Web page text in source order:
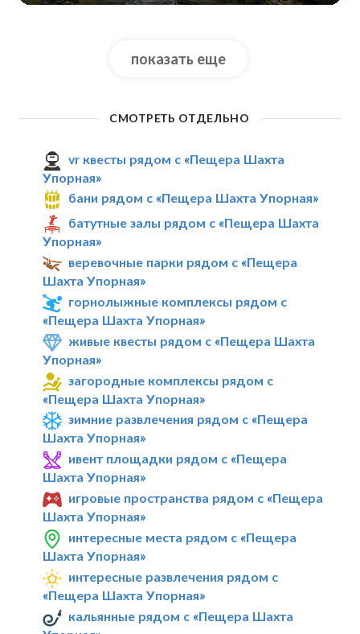
показать еще
СМОТРЕТЬ ОТДЕЛЬНО
vr квесты рядом с «Пещера Шахта
Упорная»
бани рядом с «Пещера Шахта Упорная»
батутные залы рядом с «Пещера Шахта
Упорная»
веревочные парки рядом с «Пещера
Шахта Упорная»
горнолыжные комплексы рядом с
«Пещера Шахта Упорная»
живые квесты рядом с «Пещера Шахта
Упорная»
загородные комплексы рядом с
«Пещера Шахта Упорная»
зимние развлечения рядом с «Пещера
Шахта Упорная»
ивент площадки рядом с «Пещера
Шахта Упорная»
игровые пространства рядом с «Пещера
Шахта Упорная»
интересные места рядом с «Пещера
Шахта Упорная»
интересные развлечения рядом с
«Пещера Шахта Упорная»
кальянные рядом с «Пещера Шахта